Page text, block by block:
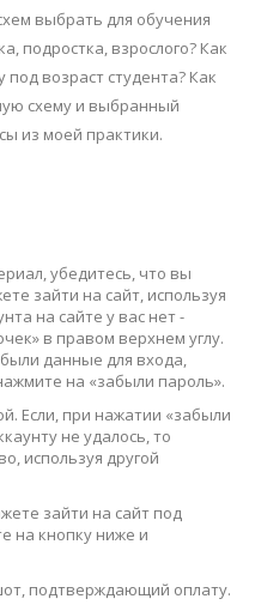
выбрать для обучения
подростка, взрослого? Как
возраст студента? Как
схему и выбранный
из моей практики.
убедитесь, что вы
зайти на сайт, используя
на сайте у вас нет -
в правом верхнем углу.
данные для входа,
на «забыли пароль».
Если, при нажатии «забыли
не удалось, то
используя другой
зайти на сайт под
на кнопку ниже и
подтверждающий оплату.